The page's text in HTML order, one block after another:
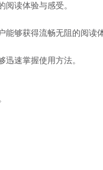
读体验与感受。
能够获得流畅无阻的阅读
速掌握使用方法。